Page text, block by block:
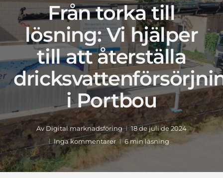
Från torka till
lösning: Vi hjälper
till att återställa
i Portbou
Av Digital marknadsföring
18 de juli de 2024
Inga kommentarer
6 min läsning